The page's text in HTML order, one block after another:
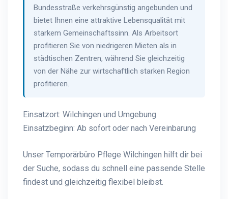
Bundesstraße verkehrsgünstig angebunden und
bietet Ihnen eine attraktive Lebensqualität mit
starkem Gemeinschaftssinn. Als Arbeitsort
profitieren Sie von niedrigeren Mieten als in
städtischen Zentren, während Sie gleichzeitig
von der Nähe zur wirtschaftlich starken Region
profitieren.
Einsatzort: Wilchingen und Umgebung
Einsatzbeginn: Ab sofort oder nach Vereinbarung
Unser Temporärbüro Pflege Wilchingen hilft dir bei
der Suche, sodass du schnell eine passende Stelle
findest und gleichzeitig flexibel bleibst.